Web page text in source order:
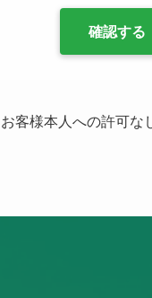
客様本人への許可